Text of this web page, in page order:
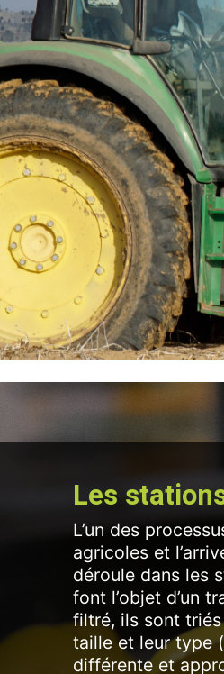
Les
L’un des
agricoles et
déroule dans les
font l’objet d’un
filtré, ils sont triés
taille et leur type
différente et